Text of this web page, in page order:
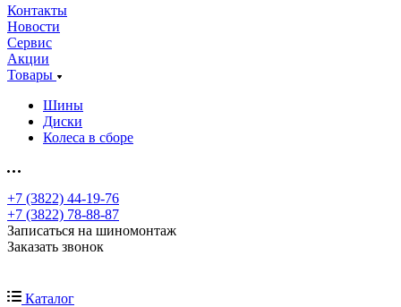
Контакты
Новости
Сервис
Акции
Товары
Шины
Диски
Колеса в сборе
+7 (3822) 44-19-76
+7 (3822) 78-88-87
Записаться на шиномонтаж
Заказать звонок
Каталог